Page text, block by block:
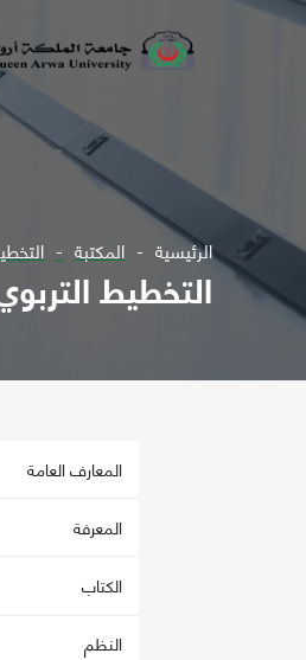
الرئيسية المكتبة
التخطيط
المعارف العامة
المعرفة
الكتاب
النظم